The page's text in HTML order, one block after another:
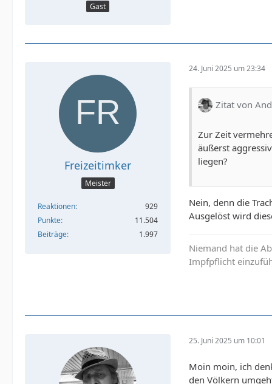
Gast
Freizeitimker
Meister
Reaktionen
929
Punkte
11.504
Beiträge
1.997
24. Juni 2025 um 23:34
Zitat von
Zur Zeit
äußerst
liegen?
Nein, denn die
Ausgelöst wird
Niemand hat die
Impfpflicht
25. Juni 2025 um 10:01
Moin moin, ich
den Völkern